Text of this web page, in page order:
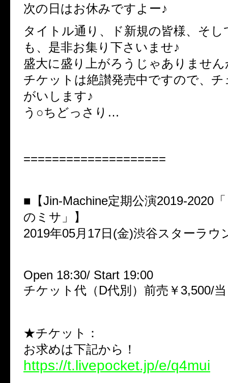
次の日はお休みですよー♪
タイトル通り、ド新規の皆様、そし
も、是非お集り下さいませ♪
盛大に盛り上がろうじゃありません
チケットは絶讃発売中ですので、
がいします♪
う○ちどっさり…
====================
■【Jin-Machine定期公演2019-2020
のミサ」】
2019年05月17日(金)渋谷スターラウ
Open 18:30/ Start 19:00
チケット代（D代別）前売￥3,500/
★チケット：
お求めは下記から！
https://t.livepocket.jp/e/q4mui